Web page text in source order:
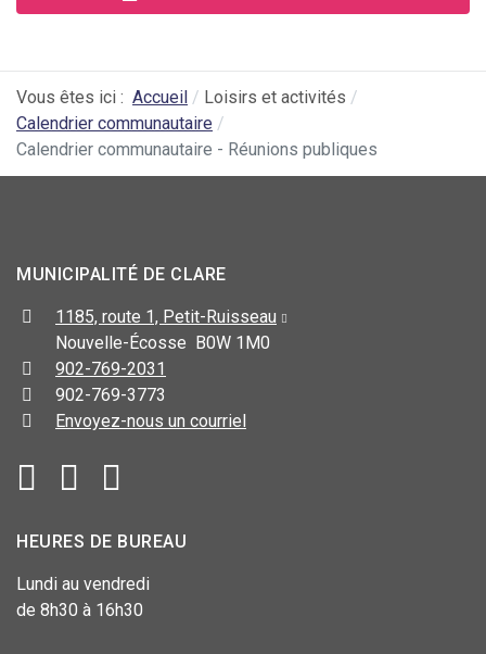
Vous êtes ici : Accueil
Loisirs et activités
Calendrier communautaire
Calendrier communautaire - Réunions publiques
MUNICIPALITÉ DE CLARE
1185, route 1, Petit-Ruisseau
Nouvelle-Écosse B0W 1M0
902-769-2031
902-769-3773
Envoyez-nous un courriel
HEURES DE BUREAU
Lundi au vendredi
de 8h30 à 16h30